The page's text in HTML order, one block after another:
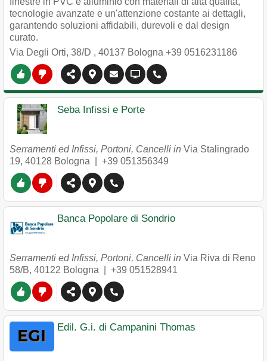
tecnologie avanzate e un'attenzione costante ai dettagli,
garantendo soluzioni affidabili, durevoli e dal design
curato.
Via Degli Orti, 38/D , 40137 Bologna +39 0516231186
Seba Infissi e Porte
Serramenti ed Infissi, Portoni, Cancelli in Via Stalingrado
19, 40128 Bologna +39 051356349
Banca Popolare di Sondrio
Serramenti ed Infissi, Portoni, Cancelli in Via Riva di Reno
58/B, 40122 Bologna +39 051528941
Edil. G.i. di Campanini Thomas